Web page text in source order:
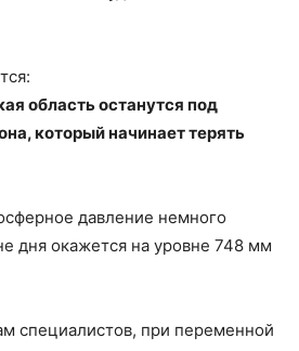
область останутся под
который начинает терять
давление немного
дня окажется на уровне 748 мм
специалистов, при переменной